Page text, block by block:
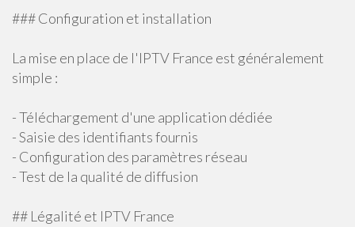
### Configuration et installation
La mise en place de l'IPTV France est généralement
simple :
- Téléchargement d'une application dédiée
- Saisie des identifiants fournis
- Configuration des paramètres réseau
- Test de la qualité de diffusion
## Légalité et IPTV France